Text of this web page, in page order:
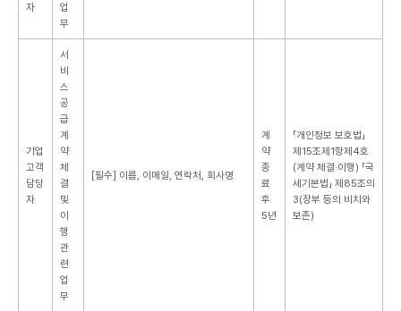
자
업
무
기업
고객
담당
자
서
비
스
공
급
계
약
체
결
및
이
행
관
련
업
무
[필수] 이름, 이메일, 연락처, 회사명
계
약
종
료
후
5년
「개인정보 보호법」
제15조제1항제4호
(계약 체결·이행) 「국
세기본법」 제85조의
3(장부 등의 비치와
보존)